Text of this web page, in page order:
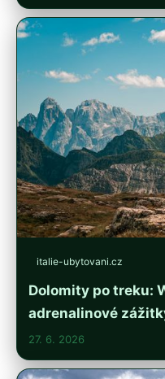
italie-ubytovani.cz
Dolomity po treku:
adrenalinové
27. 6. 2026